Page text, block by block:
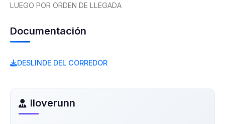
LUEGO POR ORDEN DE LLEGADA
Documentación
DESLINDE DEL CORREDOR
Iloverunn